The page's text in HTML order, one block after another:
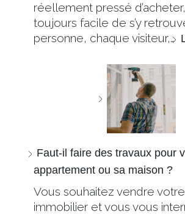
réellement pressé d’acheter,
toujours facile de s’y
personne, chaque visiteur,…
Faut-il faire des travaux pour
appartement ou sa maison ?
Vous souhaitez vendre
immobilier et vous vous